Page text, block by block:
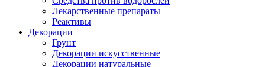
Лекарственные препараты
Реактивы
Декорации
Грунт
Декорации искусственные
Декорации натуральные